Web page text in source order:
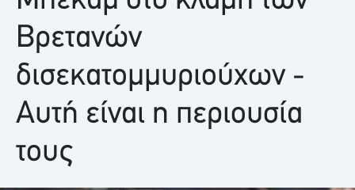
Βρετανών
δισεκατομμυριούχων -
Αυτή είναι η περιουσία
τους